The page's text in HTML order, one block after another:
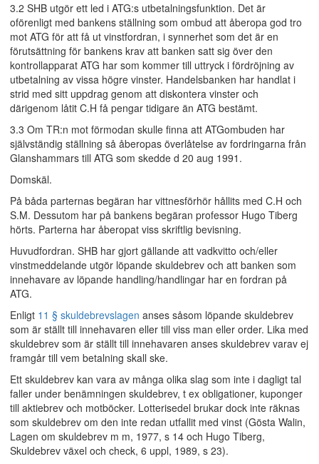
3.2 SHB utgör ett led i ATG:s utbetalningsfunktion. Det är
oförenligt med bankens ställning som ombud att åberopa god tro
mot ATG för att få ut vinstfordran, i synnerhet som det är en
förutsättning för bankens krav att banken satt sig över den
kontrollapparat ATG har som kommer till uttryck i fördröjning av
utbetalning av vissa högre vinster. Handelsbanken har handlat i
strid med sitt uppdrag genom att diskontera vinster och
därigenom låtit C.H få pengar tidigare än ATG bestämt.
3.3 Om TR:n mot förmodan skulle finna att ATGombuden har
självständig ställning så åberopas överlåtelse av fordringarna från
Glanshammars till ATG som skedde d 20 aug 1991.
Domskäl.
På båda parternas begäran har vittnesförhör hållits med C.H och
S.M. Dessutom har på bankens begäran professor Hugo Tiberg
hörts. Parterna har åberopat viss skriftlig bevisning.
Huvudfordran. SHB har gjort gällande att vadkvitto och/eller
vinstmeddelande utgör löpande skuldebrev och att banken som
innehavare av löpande handling/handlingar har en fordran på
ATG.
Enligt 11 § skuldebrevslagen anses såsom löpande skuldebrev
som är ställt till innehavaren eller till viss man eller order. Lika med
skuldebrev som är ställt till innehavaren anses skuldebrev varav ej
framgår till vem betalning skall ske.
Ett skuldebrev kan vara av många olika slag som inte i dagligt tal
faller under benämningen skuldebrev, t ex obligationer, kuponger
till aktiebrev och motböcker. Lotterisedel brukar dock inte räknas
som skuldebrev om den inte redan utfallit med vinst (Gösta Walin,
Lagen om skuldebrev m m, 1977, s 14 och Hugo Tiberg,
Skuldebrev växel och check, 6 uppl, 1989, s 23).